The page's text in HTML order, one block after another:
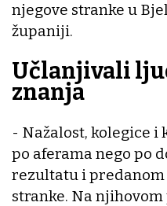
njegove stranke u
županiji.
Učlanjivali
znanja
- Nažalost, kolegice i
po aferama nego po
rezultatu i
stranke. Na